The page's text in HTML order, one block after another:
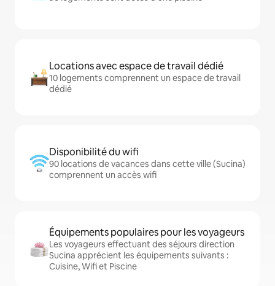
Locations avec espace de travail dédié
10 logements comprennent un espace de travail
dédié
Disponibilité du wifi
90 locations de vacances dans cette ville (Sucina)
comprennent un accès wifi
Équipements populaires pour les voyageurs
Les voyageurs effectuant des séjours direction
Sucina apprécient les équipements suivants :
Cuisine, Wifi et Piscine